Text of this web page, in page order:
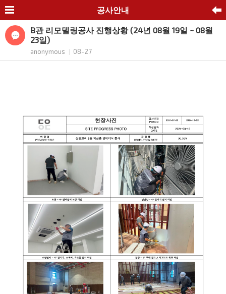
공사안내
B관 리모델링공사 진행상황 (24년 08월 19일 ~ 08월
23일)
anonymous 08-27